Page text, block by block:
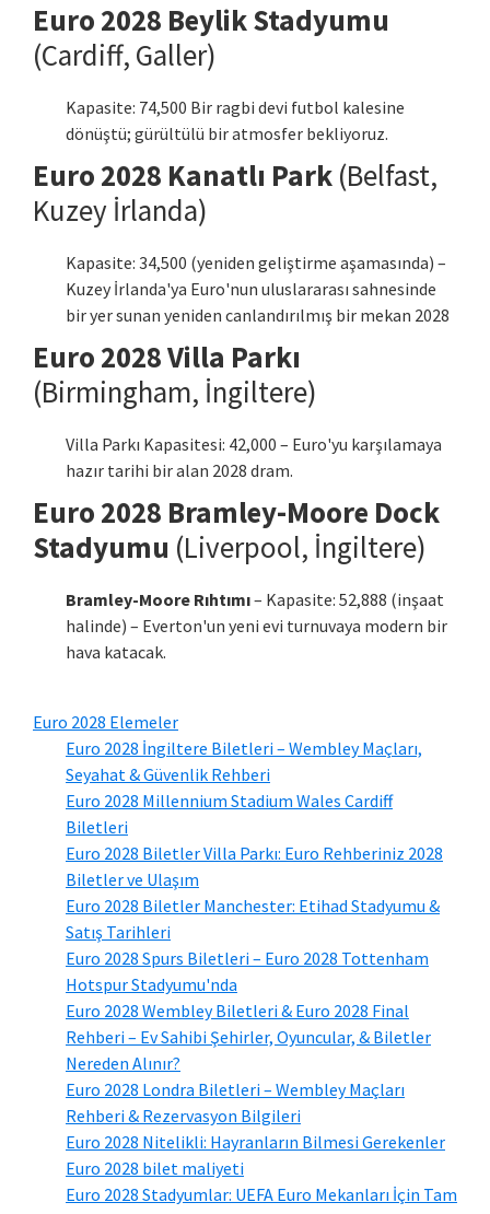
Euro 2028 Beylik Stadyumu
(Cardiff, Galler)
Kapasite: 74,500 Bir ragbi devi futbol kalesine
dönüştü; gürültülü bir atmosfer bekliyoruz.
Euro 2028 Kanatlı Park (Belfast,
Kuzey İrlanda)
Kapasite: 34,500 (yeniden geliştirme aşamasında) –
Kuzey İrlanda'ya Euro'nun uluslararası sahnesinde
bir yer sunan yeniden canlandırılmış bir mekan 2028
Euro 2028 Villa Parkı
(Birmingham, İngiltere)
Villa Parkı Kapasitesi: 42,000 – Euro'yu karşılamaya
hazır tarihi bir alan 2028 dram.
Euro 2028 Bramley-Moore Dock
Stadyumu (Liverpool, İngiltere)
Bramley-Moore Rıhtımı– Kapasite: 52,888 (inşaat
halinde) – Everton'un yeni evi turnuvaya modern bir
hava katacak.
Euro 2028 Elemeler
Euro 2028 İngiltere Biletleri – Wembley Maçları,
Seyahat & Güvenlik Rehberi
Euro 2028 Millennium Stadium Wales Cardiff
Biletleri
Euro 2028 Biletler Villa Parkı: Euro Rehberiniz 2028
Biletler ve Ulaşım
Euro 2028 Biletler Manchester: Etihad Stadyumu &
Satış Tarihleri
Euro 2028 Spurs Biletleri – Euro 2028 Tottenham
Hotspur Stadyumu'nda
Euro 2028 Wembley Biletleri & Euro 2028 Final
Rehberi – Ev Sahibi Şehirler, Oyuncular, & Biletler
Nereden Alınır?
Euro 2028 Londra Biletleri – Wembley Maçları
Rehberi & Rezervasyon Bilgileri
Euro 2028 Nitelikli: Hayranların Bilmesi Gerekenler
Euro 2028 bilet maliyeti
Euro 2028 Stadyumlar: UEFA Euro Mekanları İçin Tam